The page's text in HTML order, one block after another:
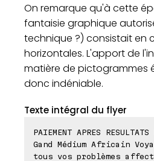
On remarque qu'à cette
fantaisie graphique
technique ?) consistait en
horizontales. L'apport de
matière de pictogrammes
donc indéniable.
Texte intégral du flyer
PAIEMENT APRES
Gand Médium Africain
tous vos problèmes